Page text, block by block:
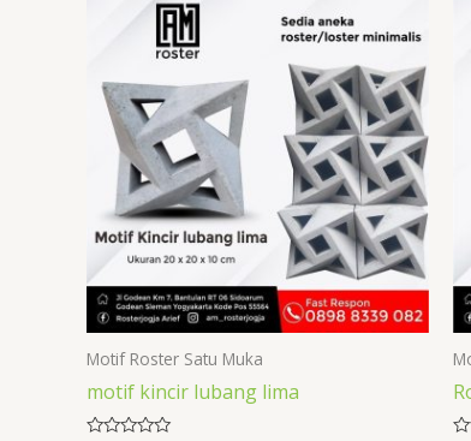
Motif Roster Satu Muka
motif kincir lubang lima